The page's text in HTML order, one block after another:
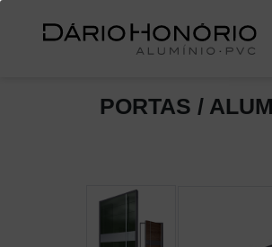
PORTAS /